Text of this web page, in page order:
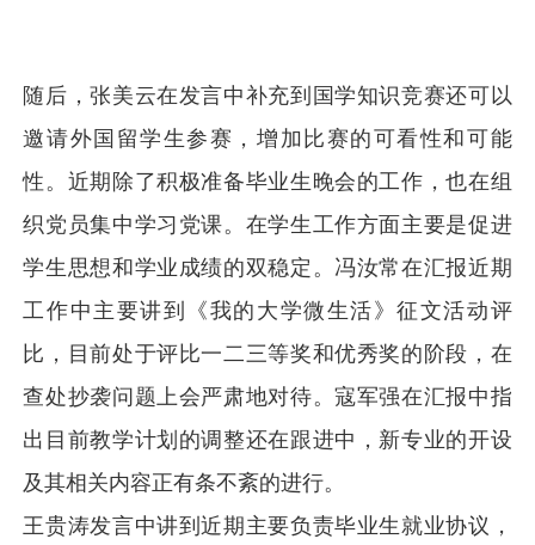
随后，张美云在发言中补充到国学知识竞赛还可以
邀请外国留学生参赛，增加比赛的可看性和可能
性。近期除了积极准备毕业生晚会的工作，也在组
织党员集中学习党课。在学生工作方面主要是促进
学生思想和学业成绩的双稳定。冯汝常在汇报近期
工作中主要讲到《我的大学微生活》征文活动评
比，目前处于评比一二三等奖和优秀奖的阶段，在
查处抄袭问题上会严肃地对待。寇军强在汇报中指
出目前教学计划的调整还在跟进中，新专业的开设
及其相关内容正有条不紊的进行。
王贵涛发言中讲到近期主要负责毕业生就业协议，